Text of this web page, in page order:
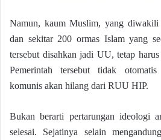
Namun, kaum Muslim, yang diwakili
dan sekitar 200 ormas Islam yang
tersebut disahkan jadi UU, tetap
Pemerintah tersebut tidak
komunis akan hilang dari RUU HIP.
Bukan berarti pertarungan ideologi
selesai. Sejatinya selain